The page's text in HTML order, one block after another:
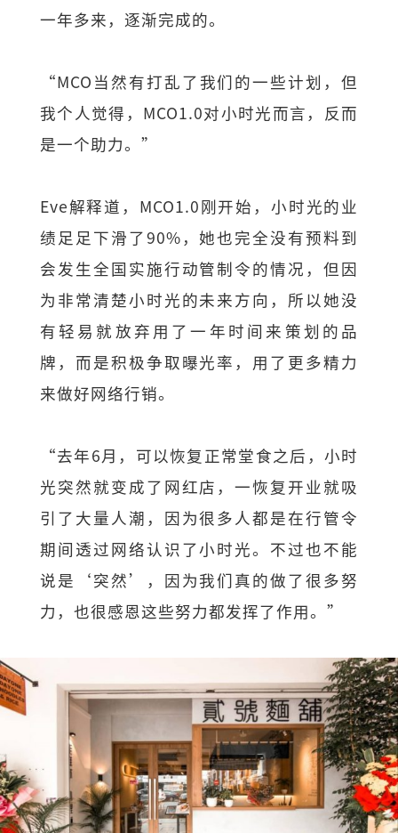
一年多来，逐渐完成的。
“MCO当然有打乱了我们的一些计划，但
我个人觉得，MCO1.0对小时光而言，反而
是一个助力。”
Eve解释道，MCO1.0刚开始，小时光的业
绩足足下滑了90%，她也完全没有预料到
会发生全国实施行动管制令的情况，但因
为非常清楚小时光的未来方向，所以她没
有轻易就放弃用了一年时间来策划的品
牌，而是积极争取曝光率，用了更多精力
来做好网络行销。
“去年6月，可以恢复正常堂食之后，小时
光突然就变成了网红店，一恢复开业就吸
引了大量人潮，因为很多人都是在行管令
期间透过网络认识了小时光。不过也不能
说是‘突然’，因为我们真的做了很多努
力，也很感恩这些努力都发挥了作用。”